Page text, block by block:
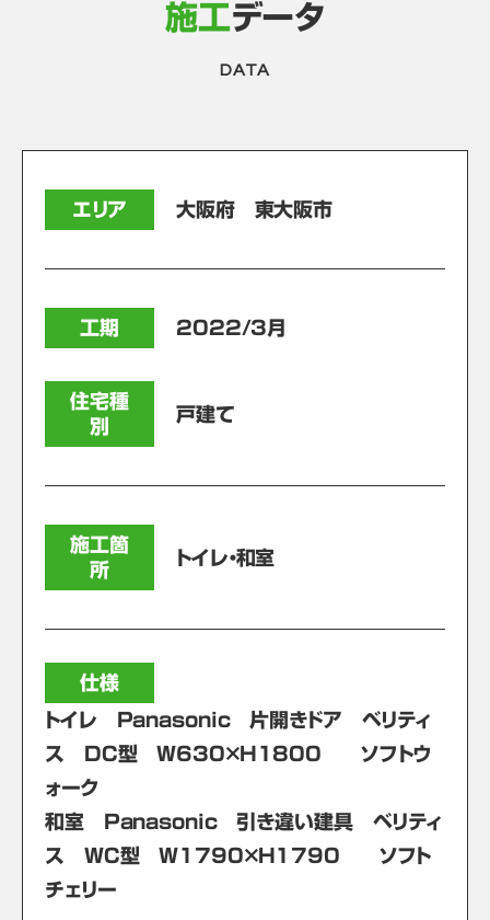
施工データ
DATA
エリア 大阪府 東大阪市
工期 2022/3月
住宅種
別
戸建て
施工箇
所
トイレ・和室
仕様
トイレ Panasonic 片開きドア ベリティ
ス DC型 W630×H1800 ソフトウ
ォーク
和室 Panasonic 引き違い建具 ベリティ
ス WC型 W1790×H1790 ソフト
チェリー